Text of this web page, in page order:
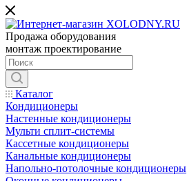
Продажа оборудования
монтаж проектирование
Каталог
Кондиционеры
Настенные кондиционеры
Мульти сплит-системы
Кассетные кондиционеры
Канальные кондиционеры
Напольно-потолочные кондиционеры